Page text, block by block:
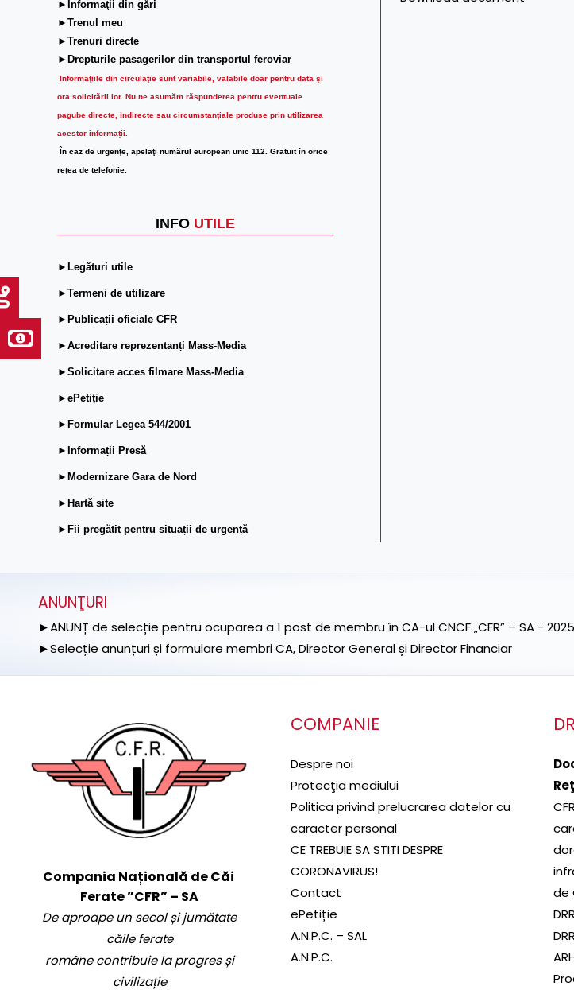
►Informaţii din gări
►Trenul meu
►Trenuri directe
►Drepturile pasagerilor din transportul feroviar
Informaţiile din circulaţie sunt variabile, valabile doar pentru data şi
ora solicitării lor. Nu ne asumăm răspunderea pentru eventuale
pagube directe, indirecte sau circumstanțiale produse prin utilizarea
acestor informații.
În caz de urgenţe, apelaţi numărul european unic 112. Gratuit în orice
reţea de telefonie.
INFO UTILE
►Legături utile
►Termeni de utilizare
►Publicații oficiale CFR
►Acreditare reprezentanți Mass-Media
►Solicitare acces filmare Mass-Media
►ePetiție
►Formular Legea 544/2001
►Informații Presă
►Modernizare Gara de Nord
►Hartă site
►Fii pregătit pentru situații de urgență
ANUNŢURI
►ANUNȚ de selecție pentru ocuparea a 1 post de membru în CA-ul CNCF „CFR” – SA -
►Selecție anunțuri și formulare membri CA, Director General și Director Financiar
Compania Națională de Căi
Ferate ”CFR” – SA
De aproape un secol și jumătate
căile ferate
române contribuie la progres și
civilizație
COMPANIE
Despre noi
Protecţia mediului
Politica privind prelucrarea datelor cu
caracter personal
CE TREBUIE SA STITI DESPRE
CORONAVIRUS!
Contact
ePetiție
A.N.P.C. – SAL
A.N.P.C.
de